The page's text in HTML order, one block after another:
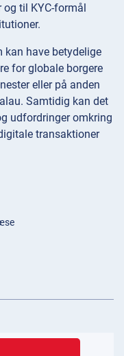
til KYC-formål
kan have betydelige
for globale borgere
eller på anden
Samtidig kan det
udfordringer omkring
transaktioner